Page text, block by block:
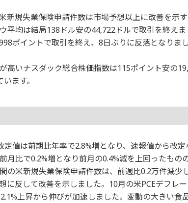
新規失業保険申請件数は市場予想以上に改善を示
平均は結局138ドル安の44,722ドルで取引を終え
ポイントで取引を終え、8日ぶりに反落となりまし
高いナスダック総合株価指数は115ポイント安の
ます。
定値は前期比年率で2.8%増となり、速報値から改
月比で0.2%増となり前月の0.4%減を上回ったもの
の米新規失業保険申請件数は、前週比0.2万件減少
に反して改善を示しました。10月の米PCEデフレ
上昇から伸びが加速しました。変動の大きい食